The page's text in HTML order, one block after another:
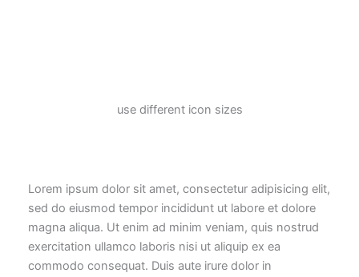
use differenticon sizes
Lorem ipsum dolor sit amet, consectetur adipisicing elit,
sed do eiusmod tempor incididunt ut labore et dolore
magna aliqua. Ut enim ad minim veniam, quis nostrud
exercitation ullamco laboris nisi ut aliquip ex ea
commodo consequat. Duis aute irure dolor in